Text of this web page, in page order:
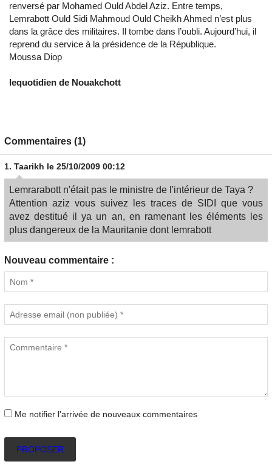
renversé par Mohamed Ould Abdel Aziz. Entre temps,
Lemrabott Ould Sidi Mahmoud Ould Cheikh Ahmed n’est plus
dans la grâce des militaires. Il tombe dans l’oubli. Aujourd’hui, il
reprend du service à la présidence de la République.
Moussa Diop
lequotidien de Nouakchott
Commentaires (1)
1. Taarikh le 25/10/2009 00:12
Lemrarabott n'était pas le ministre de l'intérieur de Taya ?
Attention aziz vous suivez les traces de SIDI que vous
avez destitué il ya un an, en ramenant les éléments les
plus dangereux de la Mauritanie dont lemrabott
Nouveau commentaire :
Me notifier l'arrivée de nouveaux commentaires
PROPOSER